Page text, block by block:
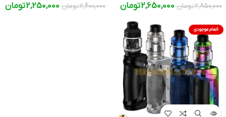
2,850,000تومان 2,650,000تومان 2,400,000تومان 2,250,000تومان
اتمام موجودی